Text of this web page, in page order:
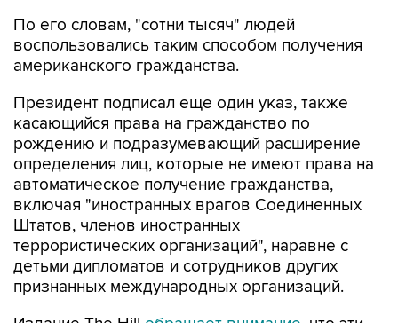
По его словам, "сотни тысяч" людей
воспользовались таким способом получения
американского гражданства.
Президент подписал еще один указ, также
касающийся права на гражданство по
рождению и подразумевающий расширение
определения лиц, которые не имеют права на
автоматическое получение гражданства,
включая "иностранных врагов Соединенных
Штатов, членов иностранных
террористических организаций", наравне с
детьми дипломатов и сотрудников других
признанных международных организаций.